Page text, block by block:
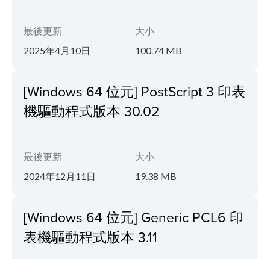
最後更新
2025年4月10日
大小
100.74 MB
[Windows 64 位元] PostScript 3 印表
機驅動程式版本 30.02
最後更新
2024年12月11日
大小
19.38 MB
[Windows 64 位元] Generic PCL6 印
表機驅動程式版本 3.11